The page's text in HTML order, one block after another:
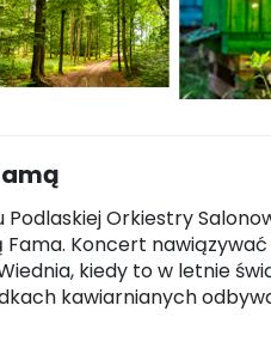
Orkiestry
Fama. Koncert
kiedy to w letnie
kawiarnianych